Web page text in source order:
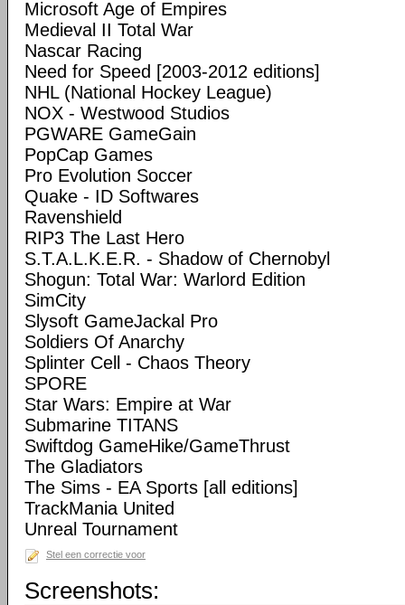
Microsoft Age of Empires
Medieval II Total War
Nascar Racing
Need for Speed [2003-2012 editions]
NHL (National Hockey League)
NOX - Westwood Studios
PGWARE GameGain
PopCap Games
Pro Evolution Soccer
Quake - ID Softwares
Ravenshield
RIP3 The Last Hero
S.T.A.L.K.E.R. - Shadow of Chernobyl
Shogun: Total War: Warlord Edition
SimCity
Slysoft GameJackal Pro
Soldiers Of Anarchy
Splinter Cell - Chaos Theory
SPORE
Star Wars: Empire at War
Submarine TITANS
Swiftdog GameHike/GameThrust
The Gladiators
The Sims - EA Sports [all editions]
TrackMania United
Unreal Tournament
Stel een correctie voor
Screenshots: